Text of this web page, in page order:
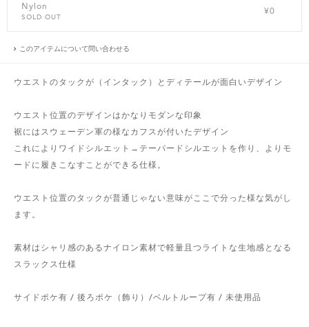
Nylon
SOLD OUT
¥0
このアイテムについて問い合わせる
ウエストのタックが（インタック）とディテールが面白いデザイン
ウエスト位置のデザインはかなりモダンな印象
裾にはスウェーデン軍の様なカフスが付いたデザイン
これによりワイドシルエット→テーパードシルエットを作り、よりモ
ードに履きこなすことができる仕様。
ウエスト位置のタックが普通じゃない意味がここで分った様な気がし
ます。
素材はシャリ感のあるナイロン素材で軽量且つライトな生地感となる
スラックス仕様
サイドポケ有 / 後ろポケ（飾り）/ベルトループ有 / 未使用品